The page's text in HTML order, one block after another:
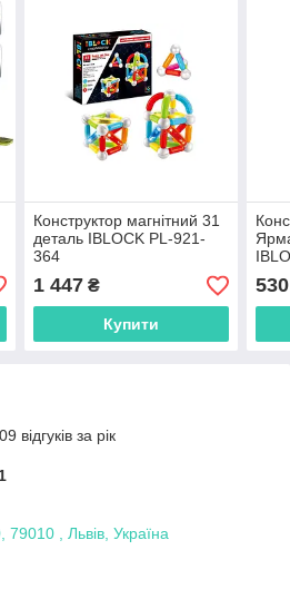
Конструктор магнітний 31
деталь IBLOCK PL-921-
364
1 447₴
Купити
530
відгуків за рік
79010 , Львів, Україна